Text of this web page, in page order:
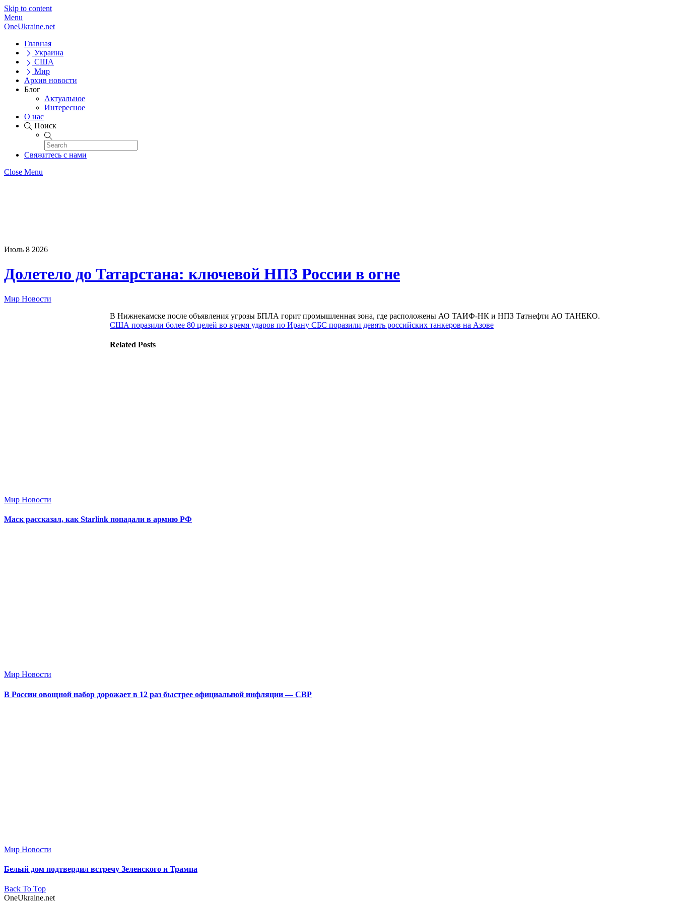
Skip to content
Menu
OneUkraine.net
Главная
Украина
США
Мир
Архив новости
Блог
Актуальное
Интересное
О нас
Поиск
Свяжитесь с нами
Close Menu
Июль 8 2026
Долетело до Татарстана: ключевой НПЗ России в огне
Мир Новости
В Нижнекамске после объявления угрозы БПЛА горит промышленная зона, где расположены АО ТАИФ-НК и НПЗ Татнефти АО ТАНЕКО.
США поразили более 80 целей во время ударов по Ирану СБС поразили девять российских танкеров на Азове
Related Posts
Мир Новости
Маск рассказал, как Starlink попадали в армию РФ
Мир Новости
В России овощной набор дорожает в 12 раз быстрее официальной инфляции — СВР
Мир Новости
Белый дом подтвердил встречу Зеленского и Трампа
Back To Top
OneUkraine.net